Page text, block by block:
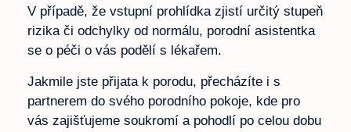
V případě, že vstupní prohlídka zjistí určitý stupeň
rizika či odchylky od normálu, porodní asistentka
se o péči o vás podělí s lékařem.
Jakmile jste přijata k porodu, přecházíte i s
partnerem do svého porodního pokoje, kde pro
vás zajišťujeme soukromí a pohodlí po celou dobu